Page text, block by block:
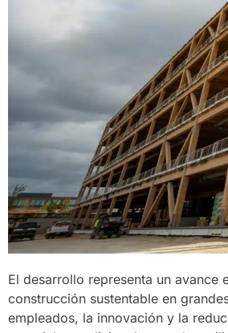
El desarrollo representa un
construcción sustentable en
empleados, la innovación y la